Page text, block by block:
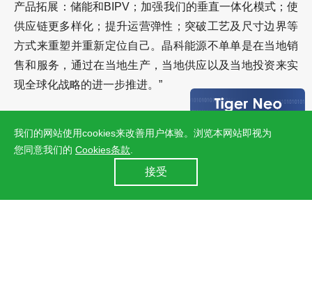
产品拓展：储能和BIPV ；加强我们的垂直一体化模式；使
供应链更多样化；提升运营弹性；突破工艺及尺寸边界等
方式来重塑并重新定位自己。晶科能源不单单是在当地销
售和服务，通过在当地生产，当地供应以及当地投资来实
现全球化战略的进一步推进。”
上一篇：聚焦人才发展 晶科能源连续三年荣膺“亚洲最佳企业雇主”称号
下一篇：晶科能源入榜“东洋经济周刊中国新企业力100强”
我们的网站使用cookies来改善用户体验。浏览本网站即视为
您同意我们的 Cookies条款
接受